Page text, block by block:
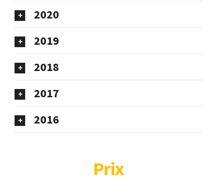
2020
2019
2018
2017
2016
​Prix​